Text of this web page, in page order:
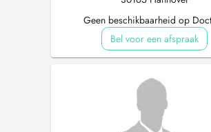
Geen beschikbaarheid op
Bel voor een afspraak